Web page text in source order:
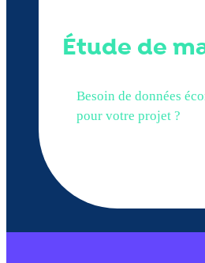
Étude de
Besoin de données
pour votre projet ?